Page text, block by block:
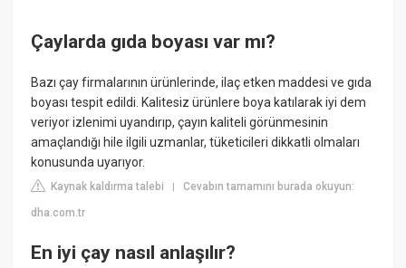
Çaylarda gıda boyası var mı?
Bazı çay firmalarının ürünlerinde, ilaç etken maddesi ve gıda
boyası tespit edildi. Kalitesiz ürünlere boya katılarak iyi dem
veriyor izlenimi uyandırıp, çayın kaliteli görünmesinin
amaçlandığı hile ilgili uzmanlar, tüketicileri dikkatli olmaları
konusunda uyarıyor.
Kaynak kaldırma talebi |Cevabın tamamını burada okuyun:
dha.com.tr
En iyi çay nasıl anlaşılır?